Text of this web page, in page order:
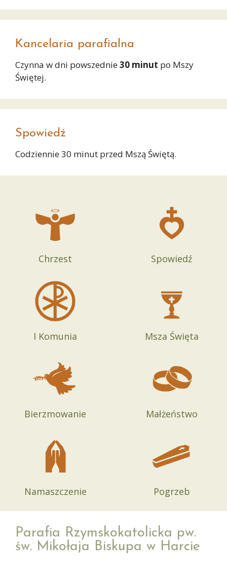
Kancelaria parafialna
Czynna w dni powszednie30 minut po Mszy
Świętej.
Spowiedź
Codziennie 30 minut przed Mszą Świętą.
Chrzest Spowiedź
I Komunia Msza Święta
Bierzmowanie Małżeństwo
Namaszczenie Pogrzeb
Parafia Rzymskokatolicka pw.
św. Mikołaja Biskupa w Harcie